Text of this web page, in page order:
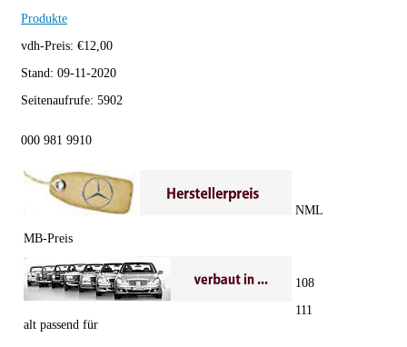
Produkte
vdh-Preis: €12,00
Stand: 09-11-2020
Seitenaufrufe: 5902
000 981 9910
MB-Preis
NML
alt passend für
108
111